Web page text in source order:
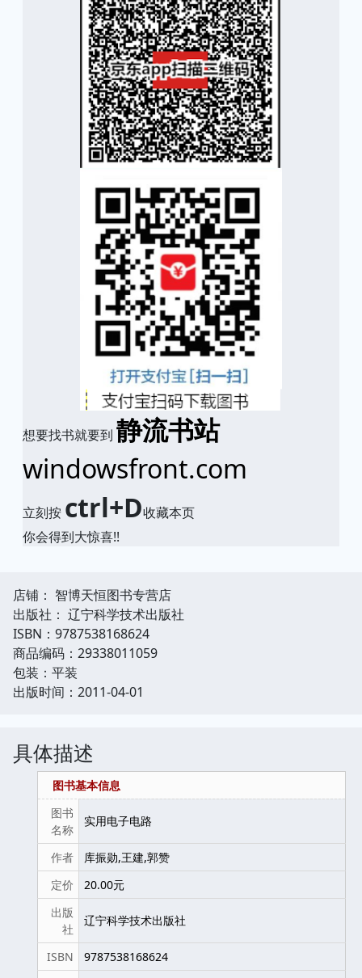
想要找书就要到 静流书站
windowsfront.com
立刻按 ctrl+D收藏本页
你会得到大惊喜!!
店铺： 智博天恒图书专营店
出版社： 辽宁科学技术出版社
ISBN：9787538168624
商品编码：29338011059
包装：平装
出版时间：2011-04-01
具体描述
图书基本信息
图书
名称
实用电子电路
作者
库振勋,王建,郭赞
定价
20.00元
出版
社
辽宁科学技术出版社
ISBN
9787538168624